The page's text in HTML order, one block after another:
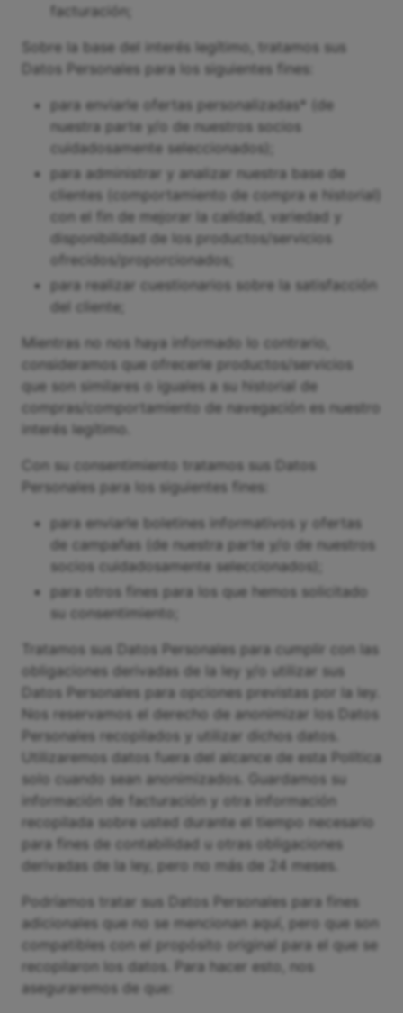
facturación;
Sobre la base del interés legítimo, tratamos sus
Datos Personales para los siguientes fines:
para enviarle ofertas personalizadas* (de
nuestra parte y/o de nuestros socios
cuidadosamente seleccionados);
para administrar y analizar nuestra base de
clientes (comportamiento de compra e historial)
con el fin de mejorar la calidad, variedad y
disponibilidad de los productos/servicios
ofrecidos/proporcionados;
para realizar cuestionarios sobre la satisfacción
del cliente;
Mientras no nos haya informado lo contrario,
consideramos que ofrecerle productos/servicios
que son similares o iguales a su historial de
compras/comportamiento de navegación es nuestro
interés legítimo.
Con su consentimiento tratamos sus Datos
Personales para los siguientes fines:
para enviarle boletines informativos y ofertas
de campañas (de nuestra parte y/o de nuestros
socios cuidadosamente seleccionados);
para otros fines para los que hemos solicitado
su consentimiento;
Tratamos sus Datos Personales para cumplir con las
obligaciones derivadas de la ley y/o utilizar sus
Datos Personales para opciones previstas por la ley.
Nos reservamos el derecho de anonimizar los Datos
Personales recopilados y utilizar dichos datos.
Utilizaremos datos fuera del alcance de esta Política
solo cuando sean anonimizados. Guardamos su
información de facturación y otra información
recopilada sobre usted durante el tiempo necesario
para fines de contabilidad u otras obligaciones
derivadas de la ley, pero no más de 24 meses.
Podríamos tratar sus Datos Personales para fines
adicionales que no se mencionan aquí, pero que son
compatibles con el propósito original para el que se
recopilaron los datos. Para hacer esto, nos
aseguraremos de que: